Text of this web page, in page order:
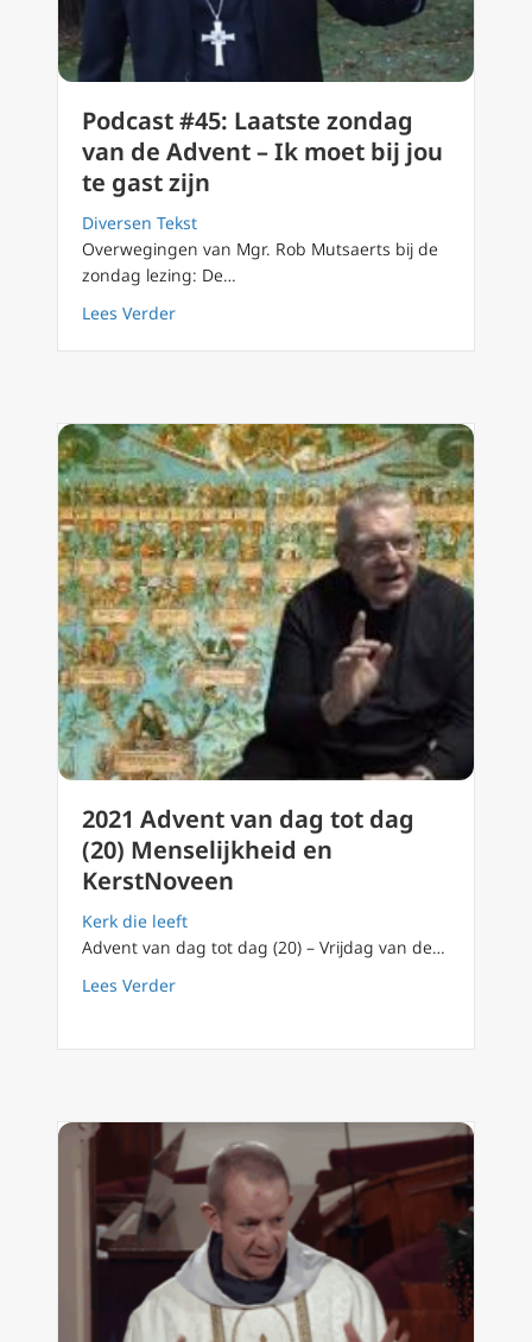
Podcast #45: Laatste zondag
van de Advent – Ik moet bij jou
te gast zijn
Diversen Tekst
Overwegingen van Mgr. Rob Mutsaerts bij de
zondag lezing: De…
Lees Verderabout Podcast #45: Laatste zondag van de
2021 Advent van dag tot dag
(20) Menselijkheid en
KerstNoveen
Kerk die leeft
Advent van dag tot dag (20) – Vrijdag van de…
Lees Verderabout 2021 Advent van dag tot dag (20)